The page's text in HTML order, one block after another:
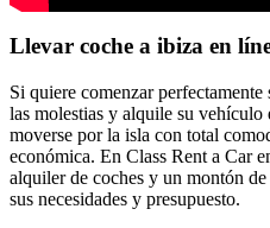
Llevar coche a ibiza en
Si quiere comenzar
las molestias y alquile su
moverse por la isla con total
económica. En Class Rent a Car
alquiler de coches y un montón
sus necesidades y presupuesto.